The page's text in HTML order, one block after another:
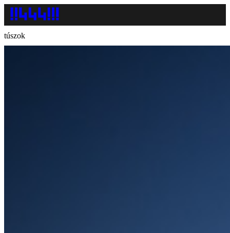
túszok